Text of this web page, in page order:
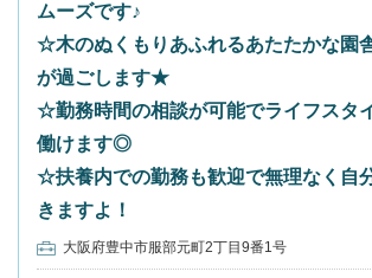
ムーズです♪
☆木のぬくもりあふれるあたたかな園
が過ごします★
☆勤務時間の相談が可能でライフスタ
働けます◎
☆扶養内での勤務も歓迎で無理なく自
きますよ！
大阪府豊中市服部元町2丁目9番1号